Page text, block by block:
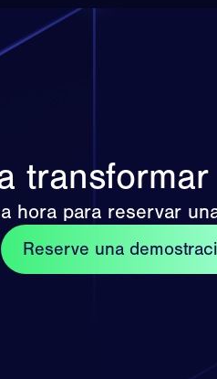
hora para reservar
Reserve una